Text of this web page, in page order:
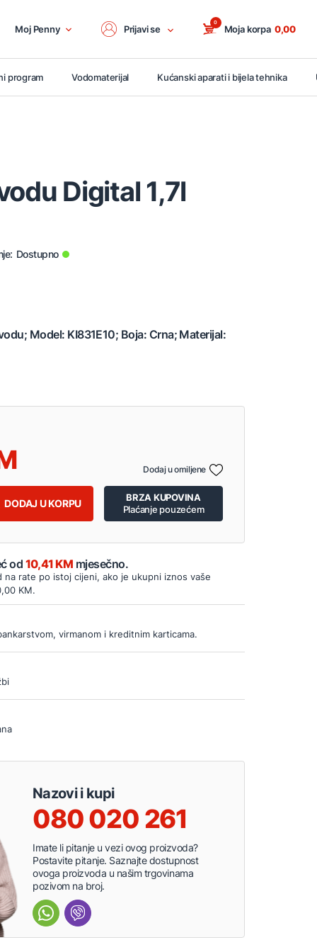
Moj Penny Prijavi se Moja korpa
0
0,00
program Vodomaterijal Kućanski aparati i bijela tehnika
Digital 1,7l
Dostupno
Model: KI831E10; Boja: Crna; Materijal:
DODAJ U KORPU
BRZA KUPOVINA
Plaćanje pouzećem
Dodaj u omiljene
od10,41 KM mjesečno.
na rate po istoj cijeni, ako je ukupni iznos vaše
KM.
virmanom i kreditnim karticama.
Nazovi i kupi
080 020 261
Imate li pitanje u vezi ovog proizvoda?
Postavite pitanje. Saznajte dostupnost
ovoga proizvoda u našim trgovinama
pozivom na broj.